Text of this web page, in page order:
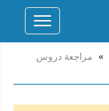
Toggle
» مراجعة دروس